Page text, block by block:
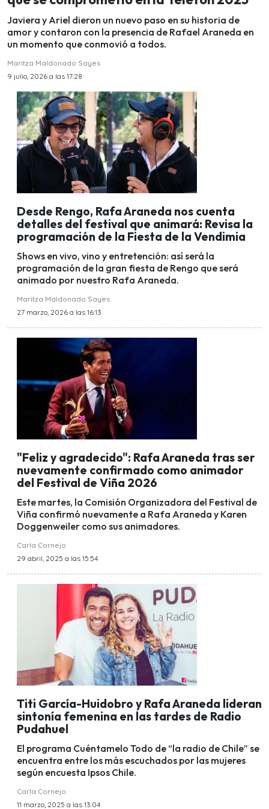
Javiera y Ariel dieron un nuevo paso en su historia de
amor y contaron con la presencia de Rafael Araneda en
un momento que conmovió a todos.
Maritza Maldonado Sayes
9 julio, 2026 a las 17:28
Desde Rengo, Rafa Araneda nos cuenta
detalles del festival que animará: Revisa la
programación de la Fiesta de la Vendimia
Shows en vivo, vino y entretención: así será la
programación de la gran fiesta de Rengo que será
animado por nuestro Rafa Araneda.
Maritza Maldonado Sayes
27 marzo, 2026 a las 16:13
"Feliz y agradecido": Rafa Araneda tras ser
nuevamente confirmado como animador
del Festival de Viña 2026
Este martes, la Comisión Organizadora del Festival de
Viña confirmó nuevamente a Rafa Araneda y Karen
Doggenweiler como sus animadores.
Carla Cornejo
29 abril, 2025 a las 15:54
Titi García-Huidobro y Rafa Araneda lideran
sintonía femenina en las tardes de Radio
Pudahuel
El programa Cuéntamelo Todo de “la radio de Chile” se
encuentra entre los más escuchados por las mujeres
según encuesta Ipsos Chile.
Carla Cornejo
11 marzo, 2025 a las 13:04